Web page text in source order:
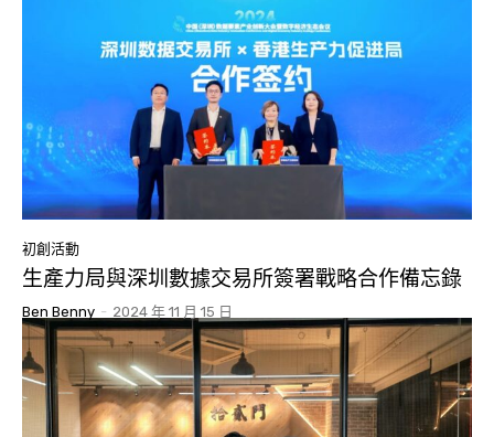
初創活動
生產力局與深圳數據交易所簽署戰略合作備忘錄
Ben Benny - 2024 年 11 月 15 日